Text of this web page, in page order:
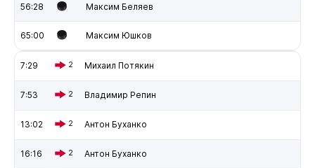
56:28 Максим Беляев
65:00 Максим Юшков
7:29 2 Михаил Потякин
7:53 2 Владимир Репин
13:02 2 Антон Буханко
16:16 2 Антон Буханко